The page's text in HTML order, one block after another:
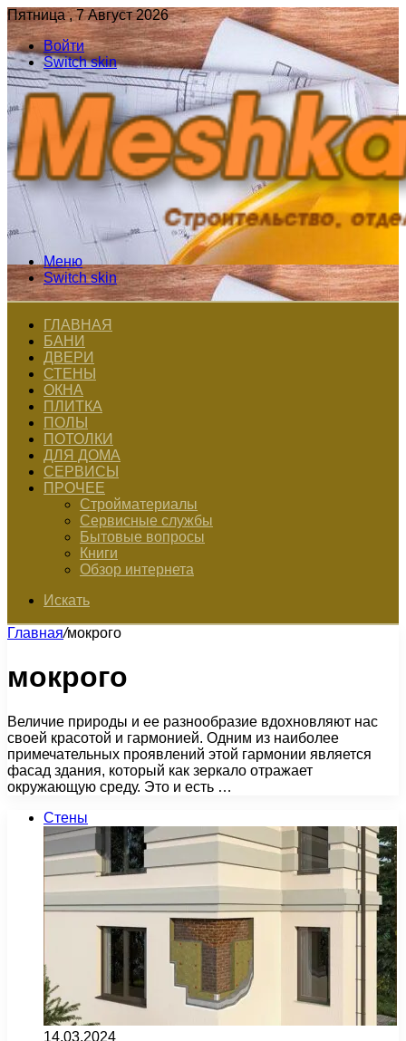
Пятница , 7 Август 2026
Войти
Switch skin
Меню
Switch skin
ГЛАВНАЯ
БАНИ
ДВЕРИ
СТЕНЫ
ОКНА
ПЛИТКА
ПОЛЫ
ПОТОЛКИ
ДЛЯ ДОМА
СЕРВИСЫ
ПРОЧЕЕ
Стройматериалы
Сервисные службы
Бытовые вопросы
Книги
Обзор интернета
Искать
Главная/мокрого
мокрого
Величие природы и ее разнообразие вдохновляют нас
своей красотой и гармонией. Одним из наиболее
примечательных проявлений этой гармонии является
фасад здания, который как зеркало отражает
окружающую среду. Это и есть …
Стены
14.03.2024